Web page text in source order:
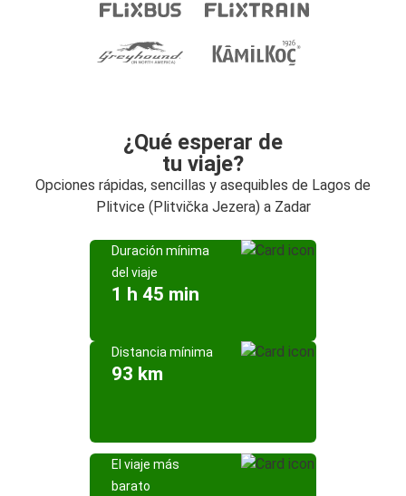
¿Qué esperar de
tu viaje?
Opciones rápidas, sencillas y asequibles de Lagos de
Plitvice (Plitvička Jezera) a Zadar
Duración mínima
del viaje
1 h 45 min
Distancia mínima
93 km
El viaje más
barato